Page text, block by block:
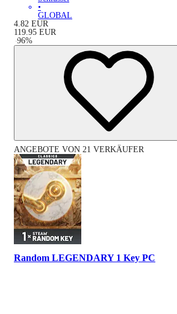
•
GLOBAL
4.82 EUR
119.95 EUR
-96%
ANGEBOTE VON 21 VERKÄUFER
Random LEGENDARY 1 Key PC